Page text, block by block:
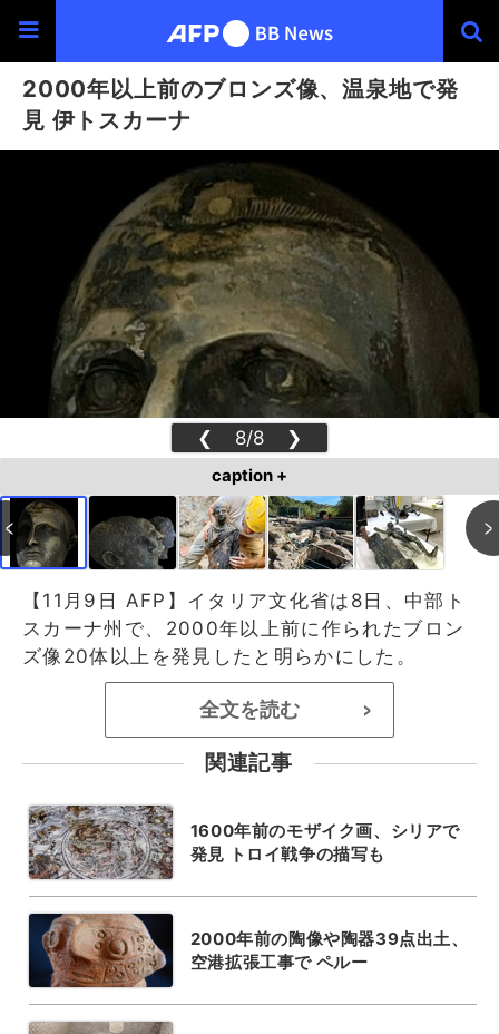
2000年以上前のブロンズ像、温泉地で発
見 伊トスカーナ
❮ 8/8 ❯
caption +
【11月9日 AFP】イタリア文化省は8日、中部ト
スカーナ州で、2000年以上前に作られたブロン
ズ像20体以上を発見したと明らかにした。
全文を読む >
関連記事
1600年前のモザイク画、シリアで
発見 トロイ戦争の描写も
2000年前の陶像や陶器39点出土、
空港拡張工事で ペルー